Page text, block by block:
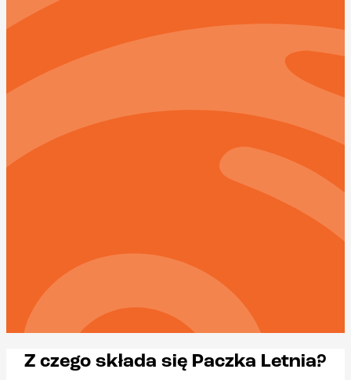
Paczka Letnia została stworzona z myślą o wszystkich,
którzy w 100% chcą wykorzystać wakacyjne miesiące.
Składa się z 4 lekkich posiłków, które nie wymagają
podgrzewania i które możesz wybierać samodzielnie!
Dzięki temu sprawdzisię idealnie w największych
upałach, kiedy apetyt spada proporcjonalnie do
rosnącej na zewnątrz temperatury. Letnia Paczka
zadba o to, by nie zabrakło Ci energii podczas tych
wakacji.
Zadbaj o siebie tego lata i wybierz lekki i letni catering.
Zamów
Zobacz pełne menu
Z czego składa się Paczka Letnia?